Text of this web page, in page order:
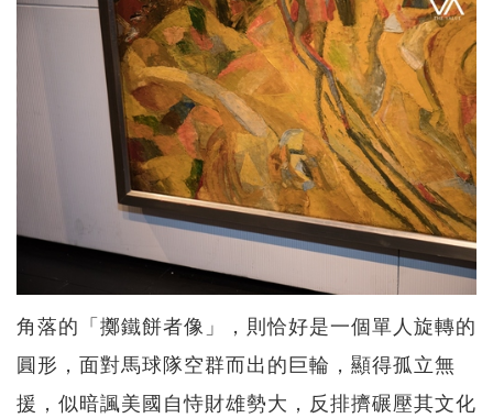
角落的「擲鐵餅者像」，則恰好是一個單人旋轉的
圓形，面對馬球隊空群而出的巨輪，顯得孤立無
援，似暗諷美國自恃財雄勢大，反排擠碾壓其文化